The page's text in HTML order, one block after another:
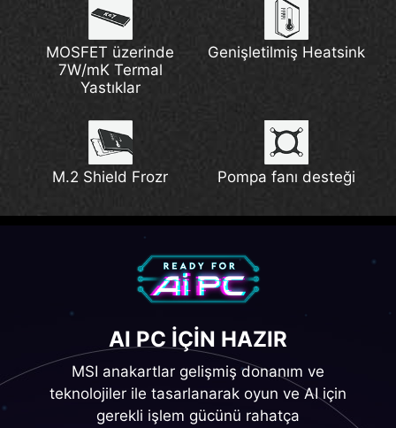
MOSFET üzerinde
7W/mK Termal
Yastıklar
Genişletilmiş Heatsink
M.2 Shield Frozr Pompa fanı desteği
AI PC IÇIN HAZIR
MSI anakartlar gelişmiş donanım ve
teknolojiler ile tasarlanarak oyun ve AI için
gerekli işlem gücünü rahatça